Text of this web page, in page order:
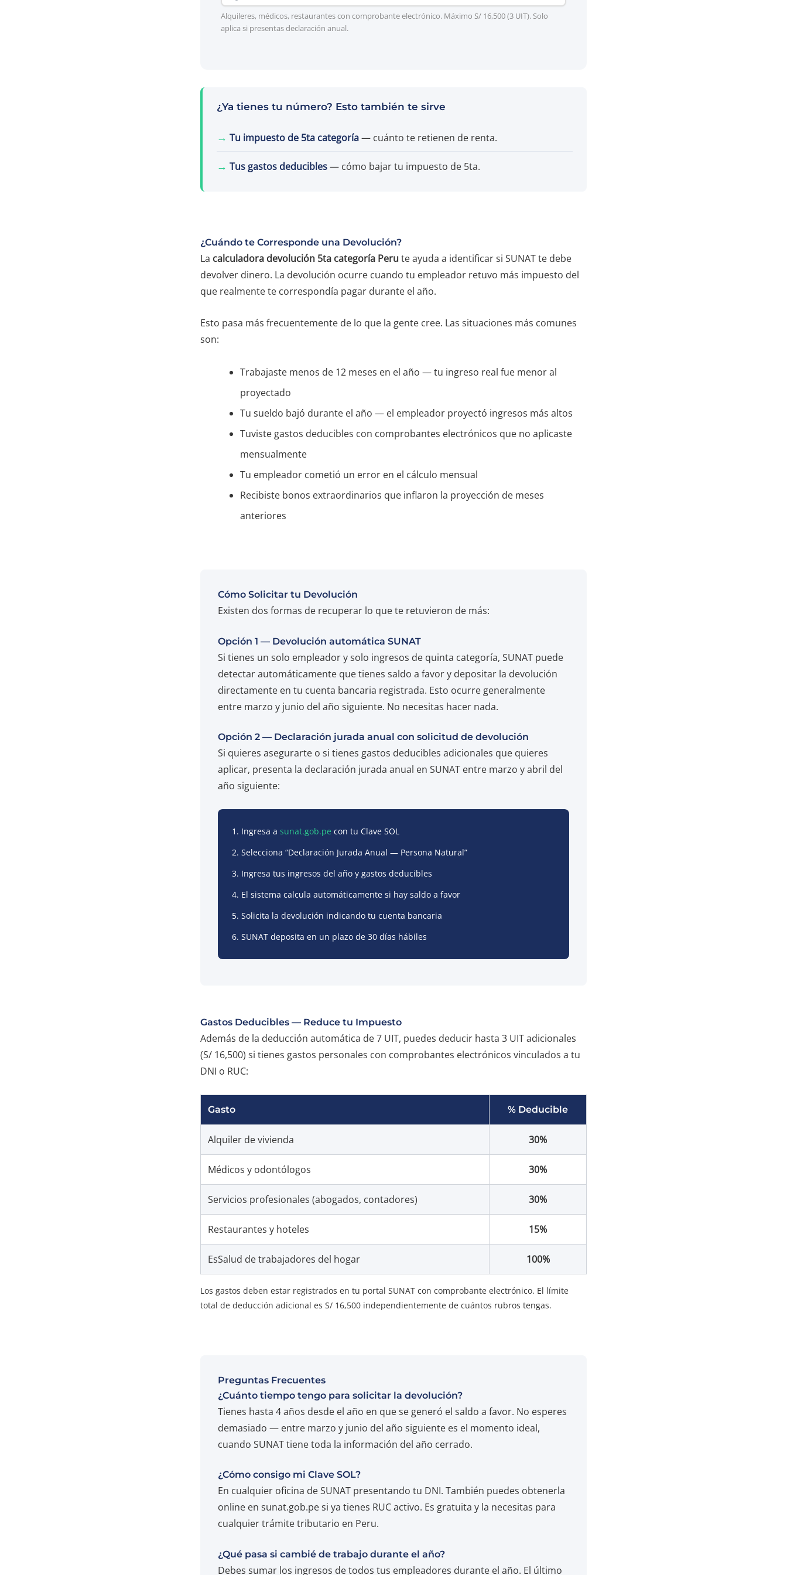
Alquileres, médicos, restaurantes con comprobante electrónico. Máximo S/ 16,500 (3 UIT). Solo
aplica si presentas declaración anual.
¿Ya tienes tu número? Esto también te sirve
→ Tu impuesto de 5ta categoría— cuánto te retienen de renta.
→ Tus gastos deducibles— cómo bajar tu impuesto de 5ta.
¿Cuándo te Corresponde una Devolución?
La calculadora devolución 5ta categoría Peru te ayuda a identificar si SUNAT te debe
devolver dinero. La devolución ocurre cuando tu empleador retuvo más impuesto del
que realmente te correspondía pagar durante el año.
Esto pasa más frecuentemente de lo que la gente cree. Las situaciones más comunes
son:
Trabajaste menos de 12 meses en el año — tu ingreso real fue menor al
proyectado
Tu sueldo bajó durante el año — el empleador proyectó ingresos más altos
Tuviste gastos deducibles con comprobantes electrónicos que no aplicaste
mensualmente
Tu empleador cometió un error en el cálculo mensual
Recibiste bonos extraordinarios que inflaron la proyección de meses
anteriores
Cómo Solicitar tu Devolución
Existen dos formas de recuperar lo que te retuvieron de más:
Opción 1 — Devolución automática SUNAT
Si tienes un solo empleador y solo ingresos de quinta categoría, SUNAT puede
detectar automáticamente que tienes saldo a favor y depositar la devolución
directamente en tu cuenta bancaria registrada. Esto ocurre generalmente
entre marzo y junio del año siguiente. No necesitas hacer nada.
Opción 2 — Declaración jurada anual con solicitud de devolución
Si quieres asegurarte o si tienes gastos deducibles adicionales que quieres
aplicar, presenta la declaración jurada anual en SUNAT entre marzo y abril del
año siguiente:
Ingresa a sunat.gob.pe con tu Clave SOL
Selecciona “Declaración Jurada Anual — Persona Natural”
Ingresa tus ingresos del año y gastos deducibles
El sistema calcula automáticamente si hay saldo a favor
Solicita la devolución indicando tu cuenta bancaria
SUNAT deposita en un plazo de 30 días hábiles
Gastos Deducibles — Reduce tu Impuesto
Además de la deducción automática de 7 UIT, puedes deducir hasta 3 UIT adicionales
(S/ 16,500) si tienes gastos personales con comprobantes electrónicos vinculados a tu
DNI o RUC:
Gasto % Deducible
Alquiler de vivienda 30%
Médicos y odontólogos 30%
Servicios profesionales (abogados, contadores) 30%
Restaurantes y hoteles 15%
EsSalud de trabajadores del hogar 100%
Los gastos deben estar registrados en tu portal SUNAT con comprobante electrónico. El límite
total de deducción adicional es S/ 16,500 independientemente de cuántos rubros tengas.
Preguntas Frecuentes
¿Cuánto tiempo tengo para solicitar la devolución?
Tienes hasta 4 años desde el año en que se generó el saldo a favor. No esperes
demasiado — entre marzo y junio del año siguiente es el momento ideal,
cuando SUNAT tiene toda la información del año cerrado.
¿Cómo consigo mi Clave SOL?
En cualquier oficina de SUNAT presentando tu DNI. También puedes obtenerla
online en sunat.gob.pe si ya tienes RUC activo. Es gratuita y la necesitas para
cualquier trámite tributario en Peru.
¿Qué pasa si cambié de trabajo durante el año?
Debes sumar los ingresos de todos tus empleadores durante el año. El último